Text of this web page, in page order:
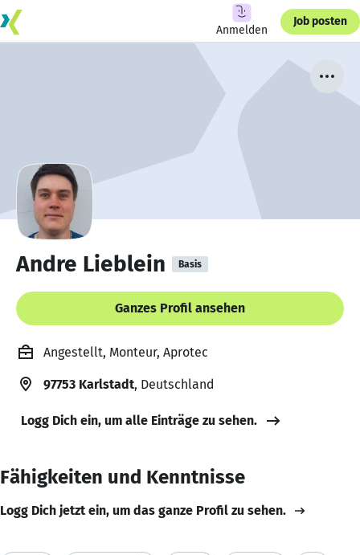
Anmelden
Job posten
Andre Lieblein Basis
Ganzes Profil ansehen
Angestellt, Monteur, Aprotec
97753 Karlstadt, Deutschland
Logg Dich ein, um alle Einträge zu sehen.
Fähigkeiten und Kenntnisse
Logg Dich jetzt ein, um das ganze Profil zu sehen.